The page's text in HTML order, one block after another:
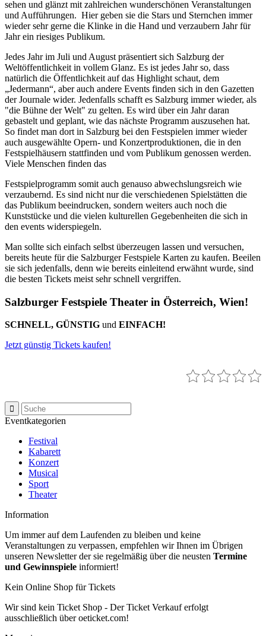
sehen und glänzt mit zahlreichen wunderschönen Veranstaltungen
und Aufführungen. Hier geben sie die Stars und Sternchen immer
wieder sehr gerne die Klinke in die Hand und verzaubern Jahr für
Jahr ein riesiges Publikum.
Jedes Jahr im Juli und August präsentiert sich Salzburg der
Weltöffentlichkeit in vollem Glanz. Es ist jedes Jahr so, dass
natürlich die Öffentlichkeit auf das Highlight schaut, dem
„Jedermann“, aber auch andere Events finden sich in den Gazetten
der Journale wider. Jedenfalls schafft es Salzburg immer wieder, als
"die Bühne der Welt" zu gelten. Es wird über ein Jahr daran
gebastelt und geplant, wie das nächste Programm auszusehen hat.
So findet man dort in Salzburg bei den Festspielen immer wieder
auch ausgewählte Opern- und Konzertproduktionen, die in den
Festspielhäusern stattfinden und vom Publikum genossen werden.
Viele Menschen finden das
Festspielprogramm somit auch genauso abwechslungsreich wie
verzaubernd. Es sind nicht nur die verschiedenen Spielstätten die
das Publikum beeindrucken, sondern weiters auch noch die
Kunststücke und die vielen kulturellen Gegebenheiten die sich in
den events widerspiegeln.
Man sollte sich einfach selbst überzeugen lassen und versuchen,
bereits heute für die Salzburger Festspiele Karten zu kaufen. Beeilen
sie sich jedenfalls, denn wie bereits einleitend erwähnt wurde, sind
die besten Tickets meist sehr schnell vergriffen.
Salzburger Festspiele Theater in Österreich, Wien!
SCHNELL, GÜNSTIG und EINFACH!
Jetzt günstig Tickets kaufen!
Eventkategorien
Festival
Kabarett
Konzert
Musical
Sport
Theater
Information
Um immer auf dem Laufenden zu bleiben und keine
Veranstaltungen zu verpassen, empfehlen wir Ihnen im Übrigen
unseren Newsletter der sie regelmäßig über die neusten Termine
und Gewinnspiele informiert!
Kein Online Shop für Tickets
Wir sind kein Ticket Shop - Der Ticket Verkauf erfolgt
ausschließlich über oeticket.com!